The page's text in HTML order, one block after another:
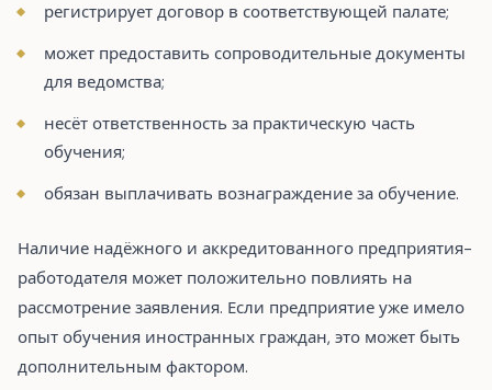
регистрирует договор в соответствующей палате;
может предоставить сопроводительные документы
для ведомства;
несёт ответственность за практическую часть
обучения;
обязан выплачивать вознаграждение за обучение.
Наличие надёжного и аккредитованного предприятия-
работодателя может положительно повлиять на
рассмотрение заявления. Если предприятие уже имело
опыт обучения иностранных граждан, это может быть
дополнительным фактором.